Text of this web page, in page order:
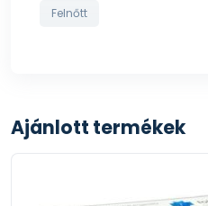
Felnőtt
Ajánlott termékek